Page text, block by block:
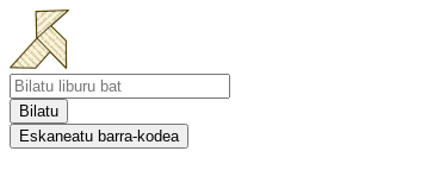
Bilatu
Eskaneatu barra-kodea